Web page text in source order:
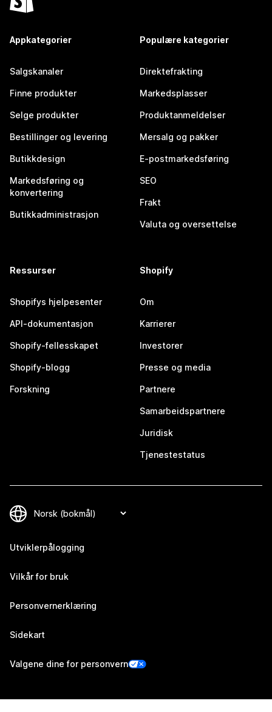
Appkategorier
Salgskanaler
Finne produkter
Selge produkter
Bestillinger og levering
Butikkdesign
Markedsføring og
konvertering
Butikkadministrasjon
Populære kategorier
Direktefrakting
Markedsplasser
Produktanmeldelser
Mersalg og pakker
E-postmarkedsføring
SEO
Frakt
Valuta og oversettelse
Ressurser
Shopifys hjelpesenter
API-dokumentasjon
Shopify-fellesskapet
Shopify-blogg
Forskning
Shopify
Om
Karrierer
Investorer
Presse og media
Partnere
Samarbeidspartnere
Juridisk
Tjenestestatus
Utviklerpålogging
Vilkår for bruk
Personvernerklæring
Sidekart
Valgene dine for personvern